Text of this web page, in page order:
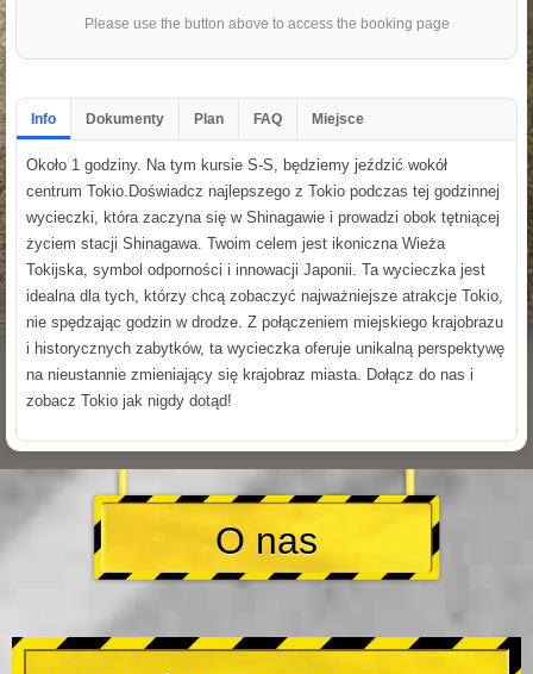
Please use the button above to access the booking page
Info Dokumenty Plan FAQ Miejsce
Około 1 godziny. Na tym kursie S-S, będziemy jeździć wokół
centrum Tokio.Doświadcz najlepszego z Tokio podczas tej godzinnej
wycieczki, która zaczyna się w Shinagawie i prowadzi obok tętniącej
życiem stacji Shinagawa. Twoim celem jest ikoniczna Wieża
Tokijska, symbol odporności i innowacji Japonii. Ta wycieczka jest
idealna dla tych, którzy chcą zobaczyć najważniejsze atrakcje Tokio,
nie spędzając godzin w drodze. Z połączeniem miejskiego krajobrazu
i historycznych zabytków, ta wycieczka oferuje unikalną perspektywę
na nieustannie zmieniający się krajobraz miasta. Dołącz do nas i
zobacz Tokio jak nigdy dotąd!
O nas